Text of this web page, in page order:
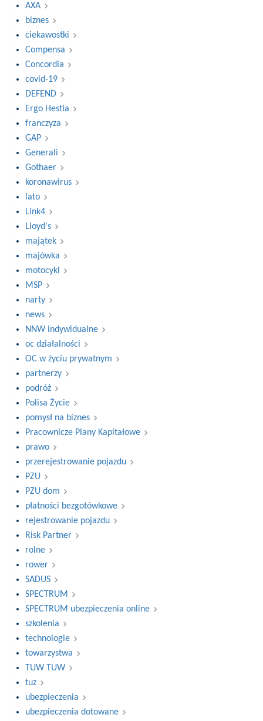
AXA
biznes
ciekawostki
Compensa
Concordia
covid-19
DEFEND
Ergo Hestia
franczyza
GAP
Generali
Gothaer
koronawirus
lato
Link4
Lloyd's
majątek
majówka
motocykl
MSP
narty
news
NNW indywidualne
oc działalności
OC w życiu prywatnym
partnerzy
podróż
Polisa Życie
pomysł na biznes
Pracownicze Plany Kapitałowe
prawo
przerejestrowanie pojazdu
PZU
PZU dom
płatności bezgotówkowe
rejestrowanie pojazdu
Risk Partner
rolne
rower
SADUS
SPECTRUM
SPECTRUM ubezpieczenia online
szkolenia
technologie
towarzystwa
TUW TUW
tuz
ubezpieczenia
ubezpieczenia dotowane